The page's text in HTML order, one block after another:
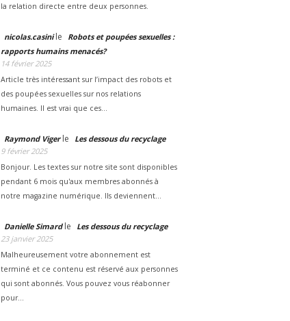
la relation directe entre deux personnes.
nicolas.casinile
Robots et poupées sexuelles :
rapports humains menacés?
14 février 2025
Article très intéressant sur l’impact des robots et
des poupées sexuelles sur nos relations
humaines. Il est vrai que ces…
Raymond Vigerle
Les dessous du recyclage
9 février 2025
Bonjour. Les textes sur notre site sont disponibles
pendant 6 mois qu'aux membres abonnés à
notre magazine numérique. Ils deviennent…
Danielle Simardle
Les dessous du recyclage
23 janvier 2025
Malheureusement votre abonnement est
terminé et ce contenu est réservé aux personnes
qui sont abonnés. Vous pouvez vous réabonner
pour…